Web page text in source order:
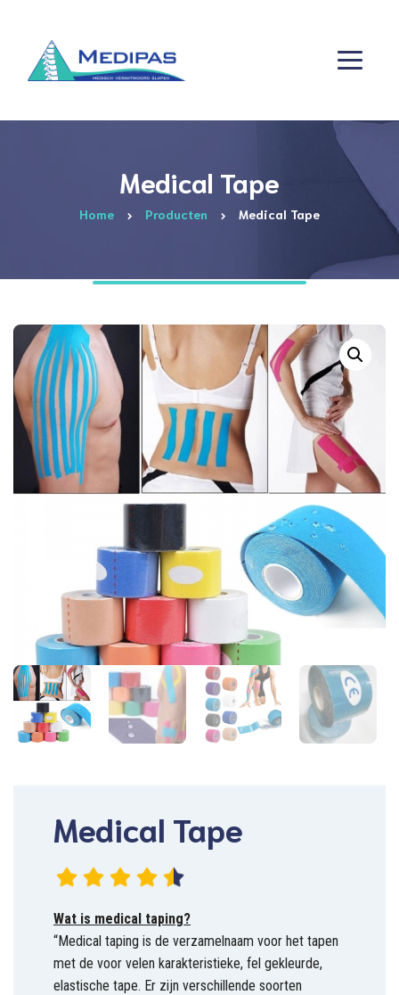
Medical Tape
Home Producten Medical Tape
Medical Tape
Wat is medical taping?
“Medical taping is de verzamelnaam voor het tapen
met de voor velen karakteristieke, fel gekleurde,
elastische tape. Er zijn verschillende soorten